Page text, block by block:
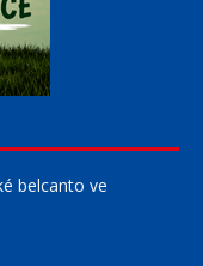
belcanto ve